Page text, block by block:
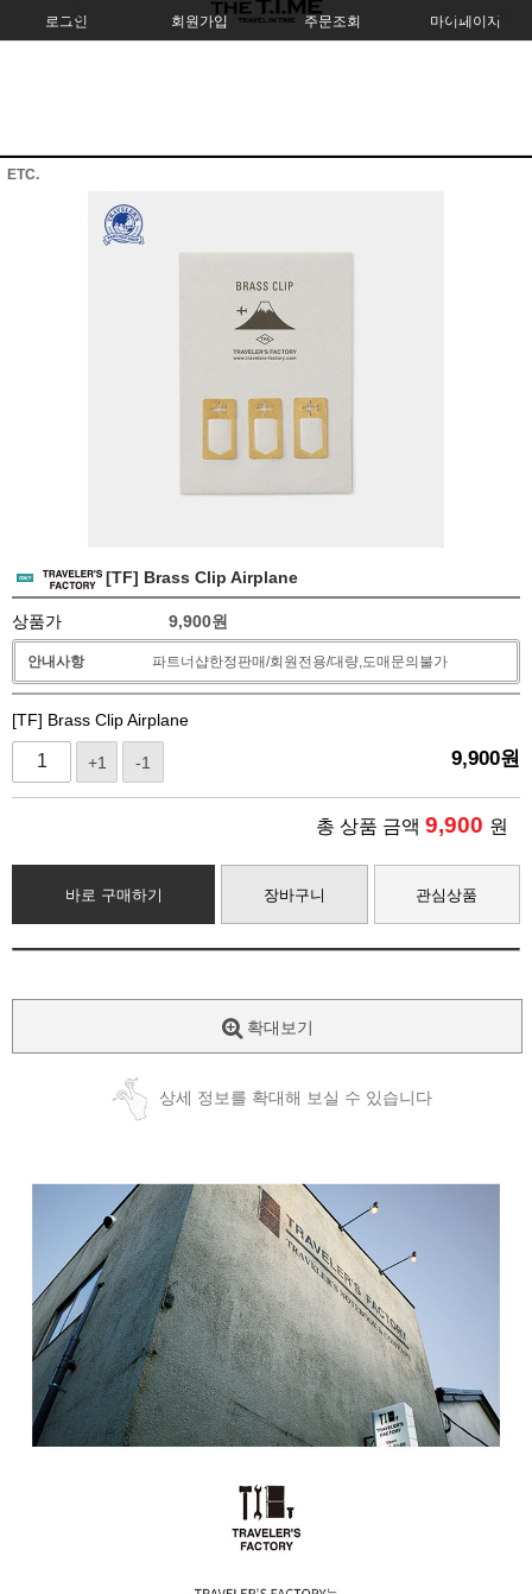
로그인 회원가입 주문조회 마이페이지
ETC.
[TF] Brass Clip Airplane
상품가 9,900원
안내사항 파트너샵한정판매/회원전용/대량,도매문의불가
[TF] Brass Clip Airplane
+1 -1 9,900원
총 상품 금액 9,900 원
바로 구매하기 장바구니 관심상품
확대보기
상세 정보를 확대해 보실 수 있습니다